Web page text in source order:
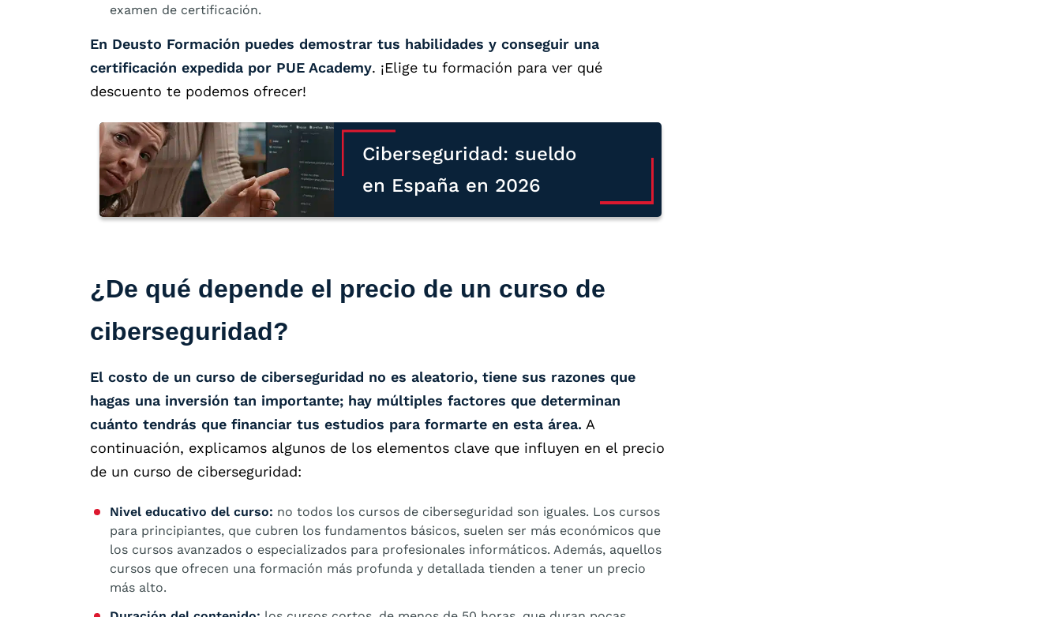
examen de certificación.
En Deusto Formación puedes demostrar tus habilidades y conseguir una
certificación expedida por PUE Academy. ¡Elige tu formación para ver qué
descuento te podemos ofrecer!
Ciberseguridad: sueldo
en España en 2026
¿De qué depende el precio de un curso de
ciberseguridad?
El costo de un curso de ciberseguridad no es aleatorio, tiene sus razones que
hagas una inversión tan importante; hay múltiples factores que determinan
cuánto tendrás que financiar tus estudios para formarte en esta área. A
continuación, explicamos algunos de los elementos clave que influyen en el precio
de un curso de ciberseguridad:
Nivel educativo del curso: no todos los cursos de ciberseguridad son iguales. Los cursos
para principiantes, que cubren los fundamentos básicos, suelen ser más económicos que
los cursos avanzados o especializados para profesionales informáticos. Además, aquellos
cursos que ofrecen una formación más profunda y detallada tienden a tener un precio
más alto.